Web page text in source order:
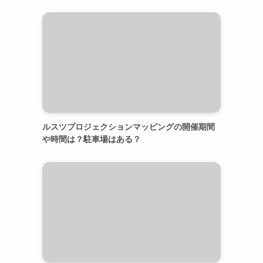
ルスツプロジェクションマッピングの開催期間
や時間は？駐車場はある？